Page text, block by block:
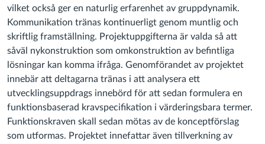
vilket också ger en naturlig erfarenhet av gruppdynamik.
Kommunikation tränas kontinuerligt genom muntlig och
skriftlig framställning. Projektuppgifterna är valda så att
såväl nykonstruktion som omkonstruktion av befintliga
lösningar kan komma ifråga. Genomförandet av projektet
innebär att deltagarna tränas i att analysera ett
utvecklingsuppdrags innebörd för att sedan formulera en
funktionsbaserad kravspecifikation i värderingsbara termer.
Funktionskraven skall sedan mötas av de konceptförslag
som utformas. Projektet innefattar även tillverkning av